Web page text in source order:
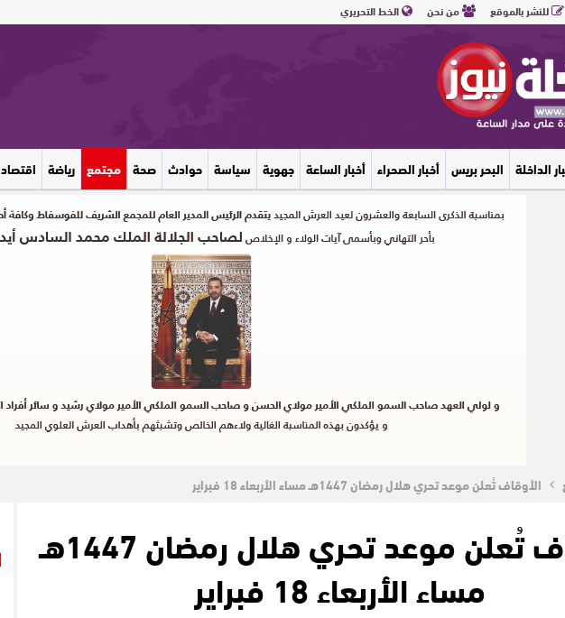
للنشر بالموقع من نحن الخط التحريري
الداخلة البحر بريس أخبار الصحراء أخبار الساعة جهوية سياسة حوادث صحة مجتمع رياضة اقتصاد
الأوقاف تُعلن موعد تحري هلال رمضان 1447هـ مساء الأربعاء 18 فبراير
الأوقاف تُعلن موعد تحري هلال رمضان 1447هـ
مساء الأربعاء 18 فبراير